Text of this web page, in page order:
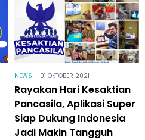
NEWS | 01 OKTOBER 2021
Rayakan Hari Kesaktian
Pancasila, Aplikasi Super
Siap Dukung Indonesia
Jadi Makin Tangguh